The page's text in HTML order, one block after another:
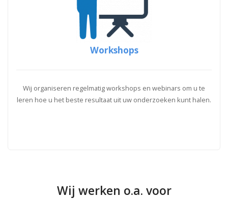
Workshops
Wij organiseren regelmatig workshops en webinars om u te
leren hoe u het beste resultaat uit uw onderzoeken kunt halen.
Wij werken o.a. voor